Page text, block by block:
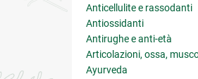
Anticellulite e rassodanti
Antiossidanti
Antirughe e anti-età
Articolazioni, ossa,
Ayurveda